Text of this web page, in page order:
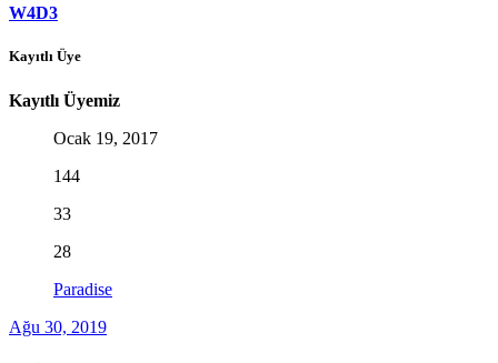
W4D3
Kayıtlı Üye
Kayıtlı Üyemiz
Ocak 19, 2017
144
33
28
Paradise
Ağu 30, 2019